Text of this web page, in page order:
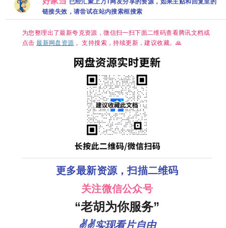
文字幕】
【13.7G】惊
悚 悬疑 」
克
链接失效，请尝试在站内搜索框搜索
为您整理出了最新夸克资源，微信扫一扫下面二维码查看腾讯文档或
点击最新网盘资源 。支持搜索，持续更新，建议收藏。🙏
更多最新资源，扫描二维码
关注微信公众号
“老胡为你服务”
✌✌实现看片自由